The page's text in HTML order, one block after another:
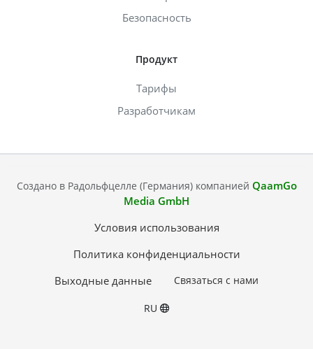
Безопасность
Продукт
Тарифы
Разработчикам
Создано в Радольфцелле (Германия) компанией QaamGo
Media GmbH
Условия использования
Политика конфиденциальности
Выходные данные
Связаться с нами
RU